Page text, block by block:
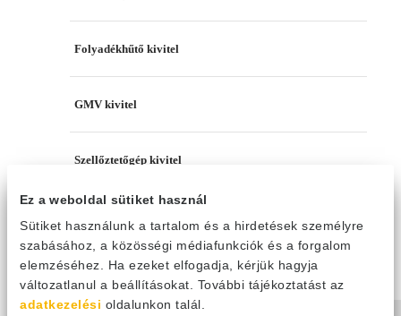
Ez a weboldal sütiket használ
Sütiket használunk a tartalom és a hirdetések személyre
szabásához, a közösségi médiafunkciók és a forgalom
elemzéséhez. Ha ezeket elfogadja, kérjük hagyja
változatlanul a beállításokat. További tájékoztatást az
adatkezelési oldalunkon talál.
Folyadékhűtő kivitel
GMV kivitel
Szellőztetőgép kivitel
kiegészítő
Termék szűrő